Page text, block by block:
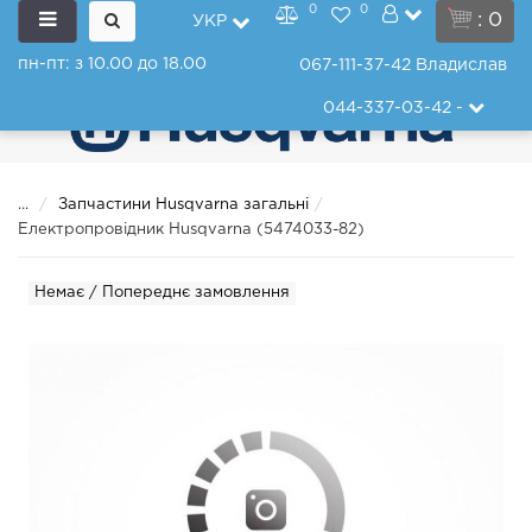
: 0
УКР
0 0
пн-пт: з 10.00 до 18.00 067-111-37-42 Владислав
044-337-03-42-
...
Запчастини Husqvarna загальні
Електропровідник Husqvarna (5474033-82)
Немає / Попереднє замовлення